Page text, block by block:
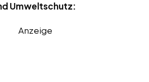
Umweltschutz:
Anzeige